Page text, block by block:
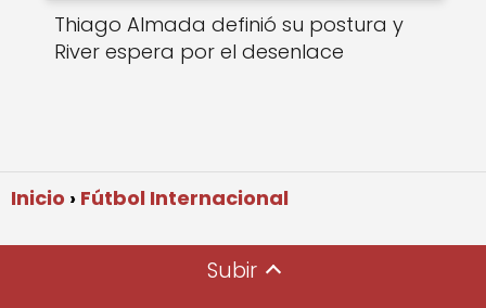
Thiago Almada definió su postura y
River espera por el desenlace
Inicio Fútbol Internacional
Subir